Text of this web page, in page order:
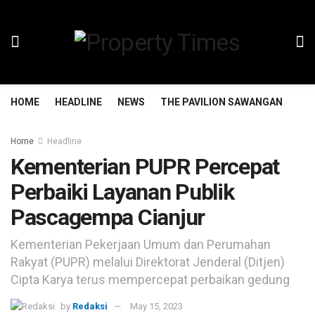
HOME HEADLINE NEWS THE PAVILION SAWANGAN
Home Headline
Kementerian PUPR Percepat
Perbaiki Layanan Publik
Pascagempa Cianjur
Kementerian Pekerjaan Umum dan Perumahan
Rakyat (PUPR) melalui Direktorat Jenderal (Ditjen)
Cipta Karya terus mempercepat perbaikan gedung
by Redaksi May 15, 2023